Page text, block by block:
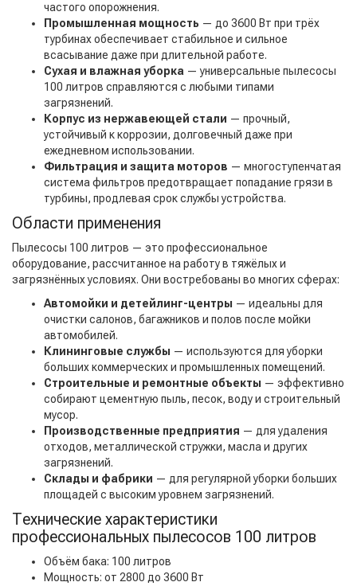
частого опорожнения.
Промышленная мощность — до 3600 Вт при трёх
турбинах обеспечивает стабильное и сильное
всасывание даже при длительной работе.
Сухая и влажная уборка — универсальные пылесосы
100 литров справляются с любыми типами
загрязнений.
Корпус из нержавеющей стали — прочный,
устойчивый к коррозии, долговечный даже при
ежедневном использовании.
Фильтрация и защита моторов — многоступенчатая
система фильтров предотвращает попадание грязи в
турбины, продлевая срок службы устройства.
Области применения
Пылесосы 100 литров — это профессиональное
оборудование, рассчитанное на работу в тяжёлых и
загрязнённых условиях. Они востребованы во многих сферах:
Автомойки и детейлинг-центры — идеальны для
очистки салонов, багажников и полов после мойки
автомобилей.
Клининговые службы — используются для уборки
больших коммерческих и промышленных помещений.
Строительные и ремонтные объекты — эффективно
собирают цементную пыль, песок, воду и строительный
мусор.
Производственные предприятия — для удаления
отходов, металлической стружки, масла и других
загрязнений.
Склады и фабрики — для регулярной уборки больших
площадей с высоким уровнем загрязнений.
Технические характеристики
профессиональных пылесосов 100 литров
Объём бака: 100 литров
Мощность: от 2800 до 3600 Вт